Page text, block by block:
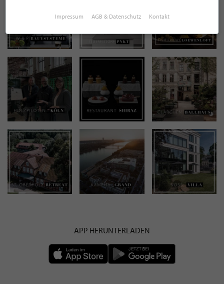
APP HERUNTERLADEN
Impressum AGB & Datenschutz Kontakt